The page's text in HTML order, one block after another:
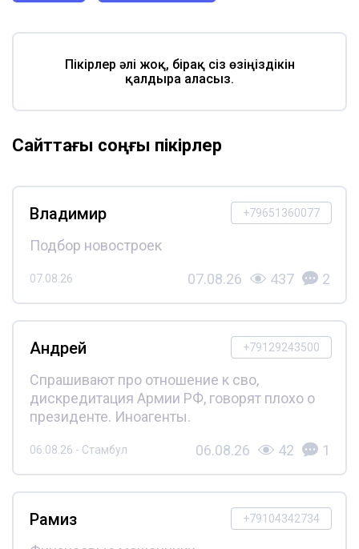
Пікірлер әлі жоқ, бірақ сіз өзіңіздікін
қалдыра аласыз.
Сайттағы соңғы пікірлер
+79651360077
Владимир
Подбор новостроек
07.08.26 07.08.26 437 2
+79129243500
Андрей
Спрашивают про отношение к сво,
дискредитация Армии РФ, говорят плохо о
президенте. Иноагенты.
06.08.26 - Стамбул 06.08.26 42 1
+79104342734
Рамиз